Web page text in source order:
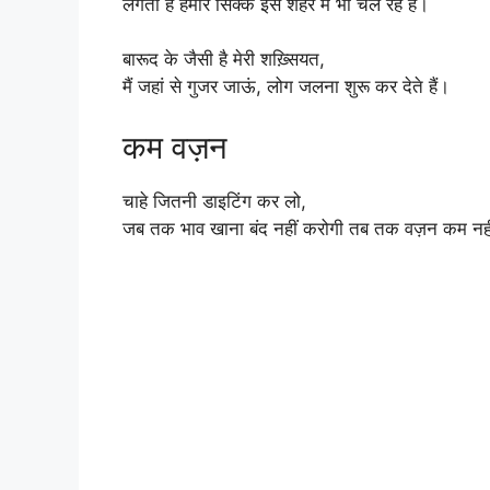
बारूद के जैसी है मेरी शख़्सियत,
मैं जहां से गुजर जाऊं, लोग जलना शुरू कर देते हैं।
कम वज़न
चाहे जितनी डाइटिंग कर लो,
जब तक भाव खाना बंद नहीं करोगी तब तक वज़न कम